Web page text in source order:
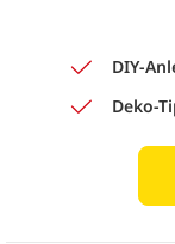
DIY-
Deko-